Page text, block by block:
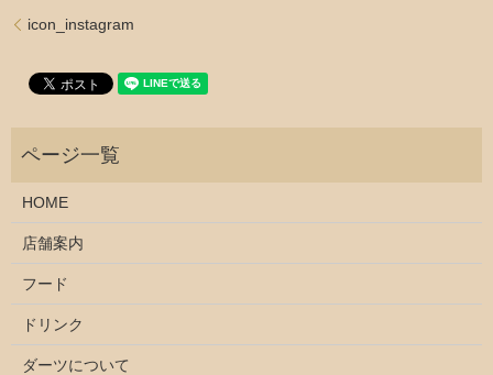
icon_instagram
HOME
店舗案内
フード
ドリンク
ダーツについて